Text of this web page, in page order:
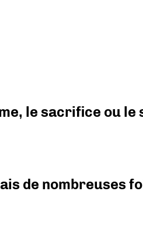
le sacrifice ou le
de nombreuses